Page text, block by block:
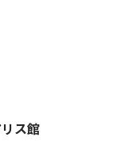
ス館